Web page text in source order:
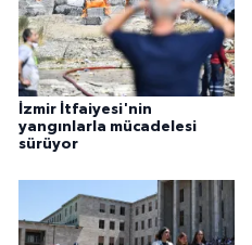
İzmir İtfaiyesi'nin
yangınlarla mücadelesi
sürüyor